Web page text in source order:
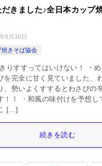
きました♪全日本カップ
9月30日
きそば協会
りすすってはいけない！ ・め
を完全に甘く見ていました、
、勢いよくすするとわさびの
！！ ・和風の味付けを予想し
[…]
続きを読む